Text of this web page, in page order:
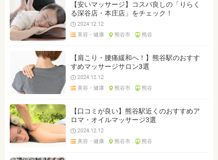
【安いマッサージ】コスパ良しの「りらく
る深谷店・本庄店」をチェック！
2024.12.12
美容・健康
熊谷市 熊谷
【肩こり・腰痛緩和へ！】熊谷駅のおすす
すめマッサージサロン3選
2024.12.12
美容・健康
熊谷市 熊谷
【口コミが良い】熊谷駅近くのおすすめア
ロマ・オイルマッサージ3選
2024.12.12
美容・健康
熊谷市 熊谷